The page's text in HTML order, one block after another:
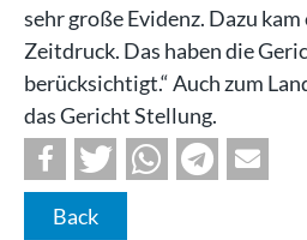
sehr große Evidenz. Dazu
Zeitdruck. Das haben die
berücksichtigt.“ Auch zum
das Gericht Stellung.
Back